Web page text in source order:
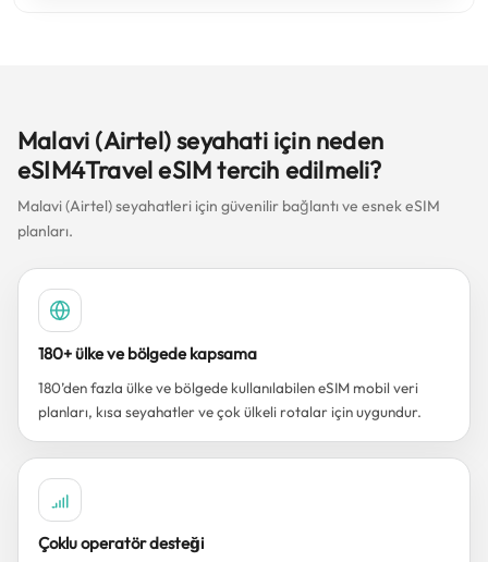
Malavi (Airtel) seyahati için neden
eSIM4Travel eSIM tercih edilmeli?
Malavi (Airtel) seyahatleri için güvenilir bağlantı ve esnek eSIM
planları.
180+ ülke ve bölgede kapsama
180’den fazla ülke ve bölgede kullanılabilen eSIM mobil veri
planları, kısa seyahatler ve çok ülkeli rotalar için uygundur.
Çoklu operatör desteği